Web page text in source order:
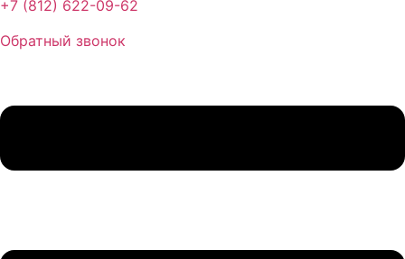
+7 (812) 622-09-62
Обратный звонок